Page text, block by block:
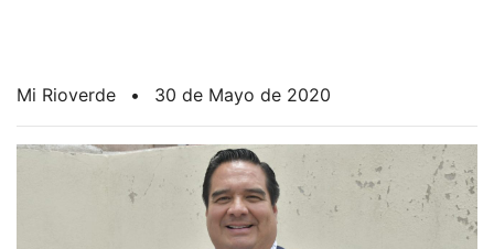
Mi Rioverde • 30 de Mayo de 2020